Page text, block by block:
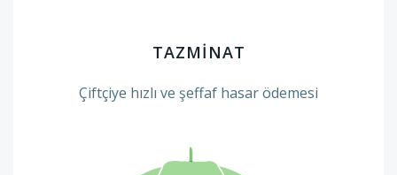
TAZMİNAT
Çiftçiye hızlı ve şeffaf hasar ödemesi